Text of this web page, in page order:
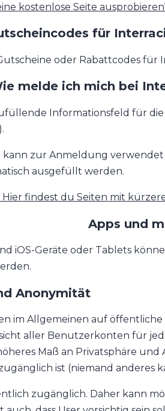
kostenlose Seite
für
oder Rabattcodes für
melde ich mich bei
Informationsfeld für
zur Anmeldung verwendet
ausgefüllt werden.
findest du Seiten mit
Apps und
iOS-Geräte oder Tablets
Anonymität
im Allgemeinen auf
aller Benutzerkonten für
Maß an Privatsphäre
ist (niemand anderes
zugänglich. Daher kann